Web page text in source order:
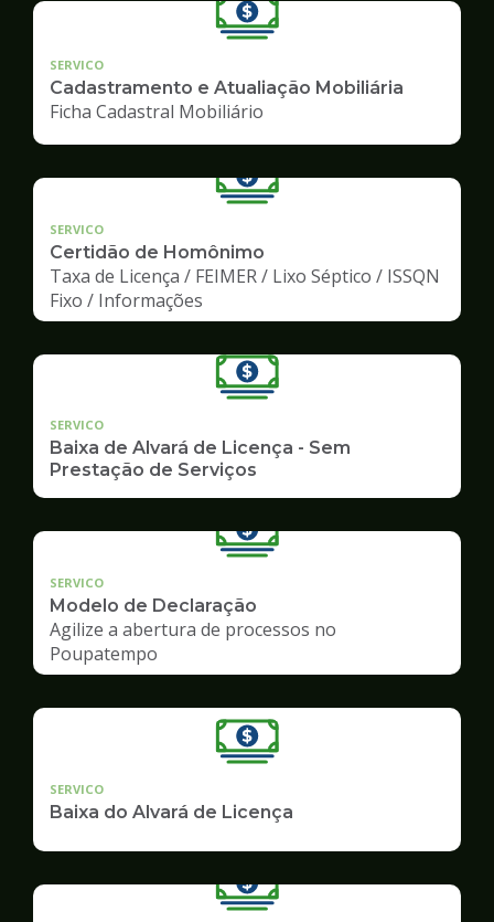
SERVICO
Cadastramento e Atualiação Mobiliária
Ficha Cadastral Mobiliário
SERVICO
Certidão de Homônimo
Taxa de Licença / FEIMER / Lixo Séptico / ISSQN
Fixo / Informações
SERVICO
Baixa de Alvará de Licença - Sem
Prestação de Serviços
SERVICO
Modelo de Declaração
Agilize a abertura de processos no
Poupatempo
SERVICO
Baixa do Alvará de Licença